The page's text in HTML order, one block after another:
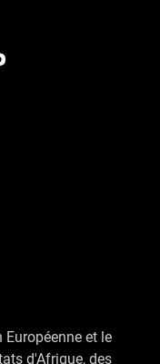
et le
d'Afrique, des